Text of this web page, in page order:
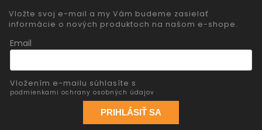
Vložte svoj e-mail a my Vám budeme zasielať
informácie o nových produktoch na našom e-shope.
Email
Vložením e-mailu súhlasíte s
podmienkami ochrany osobných údajov
PRIHLÁSIŤ SA